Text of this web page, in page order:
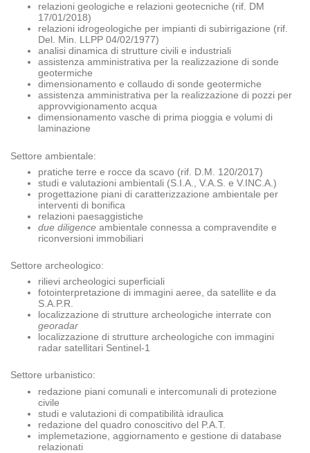
relazioni geologiche e relazioni geotecniche (rif. DM
17/01/2018)
relazioni idrogeologiche per impianti di subirrigazione (rif.
Del. Min. LLPP 04/02/1977)
analisi dinamica di strutture civili e industriali
assistenza amministrativa per la realizzazione di sonde
geotermiche
dimensionamento e collaudo di sonde geotermiche
assistenza amministrativa per la realizzazione di pozzi per
approvvigionamento acqua
dimensionamento vasche di prima pioggia e volumi di
laminazione
Settore ambientale:
pratiche terre e rocce da scavo (rif. D.M. 120/2017)
studi e valutazioni ambientali (S.I.A., V.A.S. e V.INC.A.)
progettazione piani di caratterizzazione ambientale per
interventi di bonifica
relazioni paesaggistiche
due diligence ambientale connessa a compravendite e
riconversioni immobiliari
Settore archeologico:
rilievi archeologici superficiali
fotointerpretazione di immagini aeree, da satellite e da
S.A.P.R.
localizzazione di strutture archeologiche interrate con
georadar
localizzazione di strutture archeologiche con immagini
radar satellitari Sentinel-1
Settore urbanistico:
redazione piani comunali e intercomunali di protezione
civile
studi e valutazioni di compatibilità idraulica
redazione del quadro conoscitivo del P.A.T.
implemetazione, aggiornamento e gestione di database
relazionati